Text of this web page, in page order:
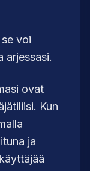
voi
arjessasi.
ovat
Kun
ja